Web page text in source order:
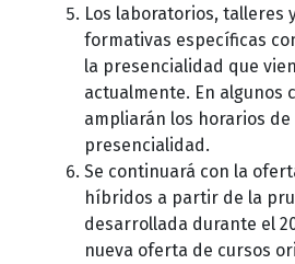
Los laboratorios, talleres
formativas específicas
la presencialidad que
actualmente. En algunos
ampliarán los horarios de
presencialidad.
Se continuará con la
híbridos a partir de la
desarrollada durante el
nueva oferta de cursos